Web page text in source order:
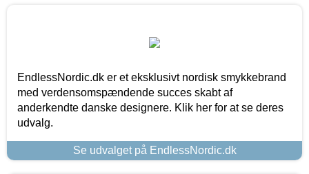
EndlessNordic.dk er et eksklusivt nordisk smykkebrand
med verdensomspændende succes skabt af
anderkendte danske designere. Klik her for at se deres
udvalg.
Se udvalget på EndlessNordic.dk